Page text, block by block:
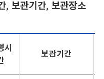
, 보관기간, 보관장소
시
보관기간